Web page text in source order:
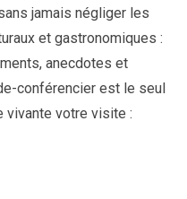
jamais négliger les
et gastronomiques :
anecdotes et
conférencier est le seul
vivante votre visite :